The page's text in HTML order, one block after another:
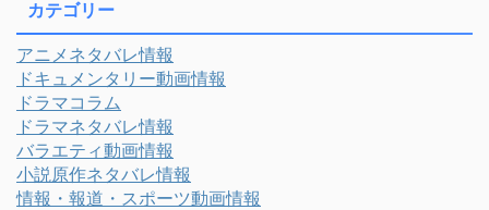
カテゴリー
アニメネタバレ情報
ドキュメンタリー動画情報
ドラマコラム
ドラマネタバレ情報
バラエティ動画情報
小説原作ネタバレ情報
情報・報道・スポーツ動画情報